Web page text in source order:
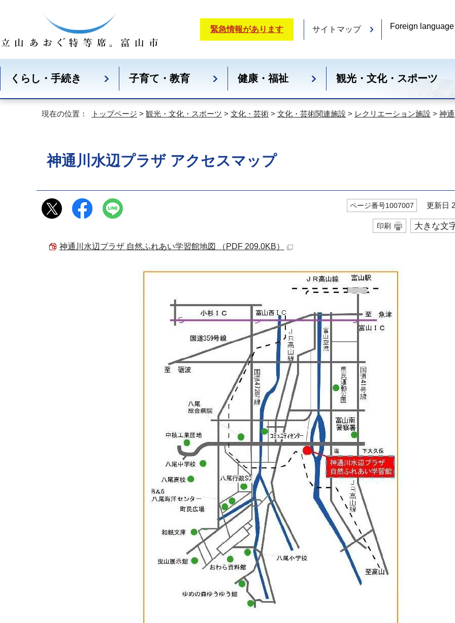
緊急情報があります サイトマップ Foreign language
くらし・手続き 子育て・教育 健康・福祉 観光・文化・スポーツ
現在の位置： トップページ > 観光・文化・スポーツ > 文化・芸術 > 文化・芸術関連施設 > レクリエーション施設 > 神
神通川水辺プラザ アクセスマップ
ページ番号1007007 更新日
印刷 大きな文
神通川水辺プラザ 自然ふれあい学習館地図 （PDF 209.0KB）